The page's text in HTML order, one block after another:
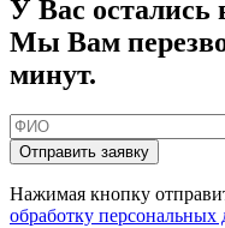
У Вас остались
Мы Вам
минут.
Отправить заявку
Нажимая кнопку
обработку персональных